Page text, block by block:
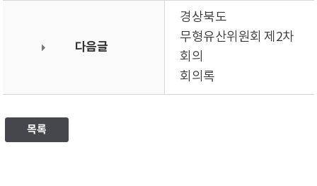
다음글
경상북도
무형유산위원회 제2차
회의
회의록
목록